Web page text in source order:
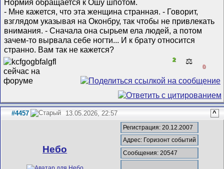
Нормия обращается к Ошу шпотом.
- Мне кажется, что эта женщина странная. - Говорит,
взглядом указывая на Оконбру, так чтобы не привлекать
внимания. - Сначала она сырьем ела людей, а потом
зачем-то вырвала себе ногти... И к брату относится
странно. Вам так не кажется?
2 ⚖️
0
#4457 13.05.2026, 22:57 ^
Небо
Регистрация: 20.12.2007
Адрес: Горизонт событий
Сообщения: 20547